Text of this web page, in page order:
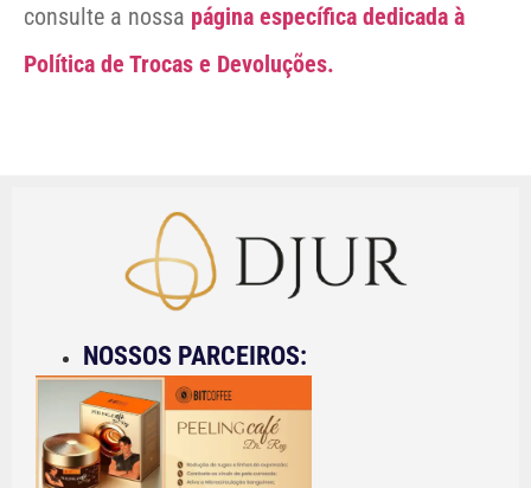
consulte a nossa página específica dedicada à
Política de Trocas e Devoluções.
NOSSOS PARCEIROS: